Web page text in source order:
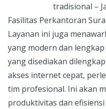
tradisional –
Fasilitas Perkantoran
Layanan ini juga
yang modern dan
yang disediakan
akses internet cepat,
tim profesional. Ini akan
produktivitas dan